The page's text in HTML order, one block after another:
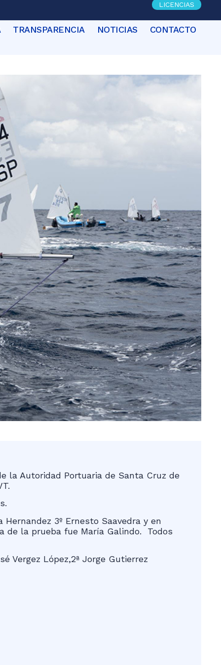
LICENCIAS
TRANSPARENCIA NOTICIAS CONTACTO
la Autoridad Portuaria de Santa Cruz de
3º Ernesto Saavedra y en
de la prueba fue María Galindo. Todos
Vergez López,2ª Jorge Gutierrez